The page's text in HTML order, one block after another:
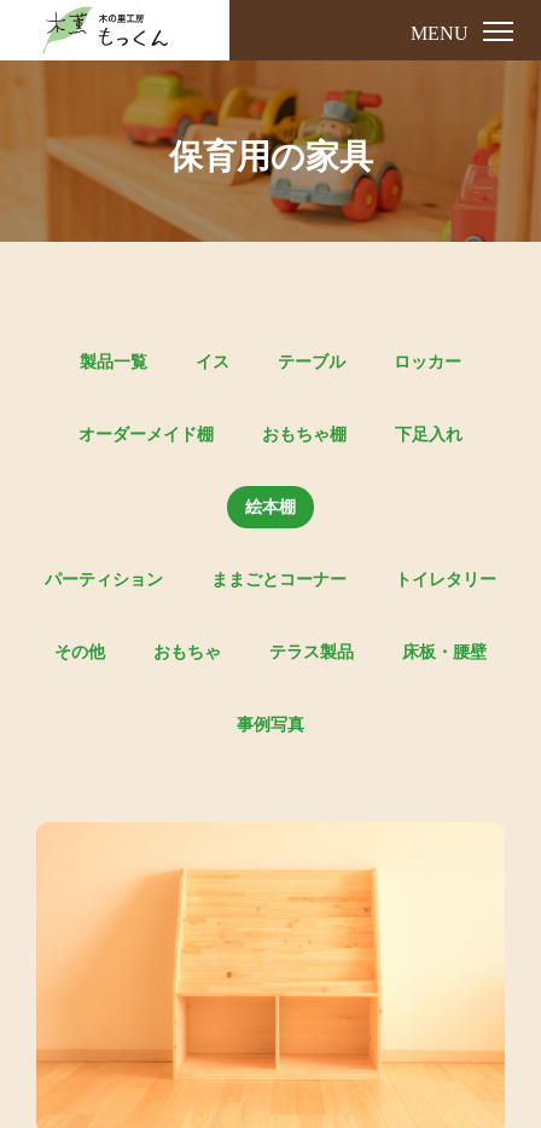
MENU
保育用の家具
製品一覧 イス テーブル ロッカー
オーダーメイド棚 おもちゃ棚 下足入れ
絵本棚
パーティション ままごとコーナー トイレタリー
その他 おもちゃ テラス製品 床板・腰壁
事例写真